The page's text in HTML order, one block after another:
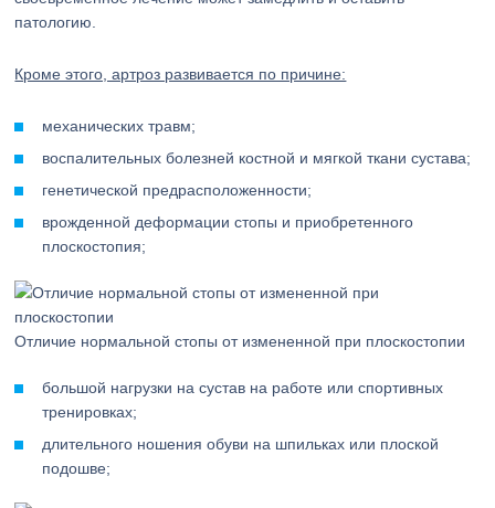
патологию.
Кроме этого, артроз развивается по причине:
механических травм;
воспалительных болезней костной и мягкой ткани сустава;
генетической предрасположенности;
врожденной деформации стопы и приобретенного
плоскостопия;
Отличие нормальной стопы от измененной при плоскостопии
большой нагрузки на сустав на работе или спортивных
тренировках;
длительного ношения обуви на шпильках или плоской
подошве;